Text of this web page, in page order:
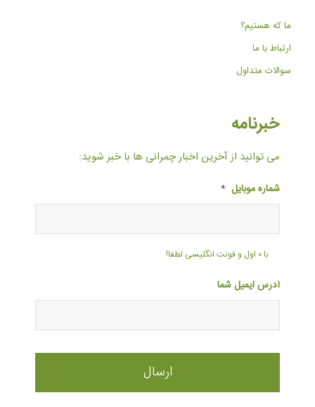
ما که هستیم؟
ارتباط با ما
سوالات متداول
خبرنامه
می توانید از آخرین اخبار چمرانی ها با خبر شوید:
شماره موبایل *
با ۰ اول و فونت انگلیسی لطفا!
آدرس ایمیل شما